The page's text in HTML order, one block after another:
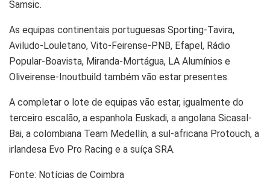
Samsic.
As equipas continentais portuguesas Sporting-Tavira,
Aviludo-Louletano, Vito-Feirense-PNB, Efapel, Rádio
Popular-Boavista, Miranda-Mortágua, LA Alumínios e
Oliveirense-Inoutbuild também vão estar presentes.
A completar o lote de equipas vão estar, igualmente do
terceiro escalão, a espanhola Euskadi, a angolana Sicasal-
Bai, a colombiana Team Medellín, a sul-africana Protouch, a
irlandesa Evo Pro Racing e a suíça SRA.
Fonte: Notícias de Coimbra